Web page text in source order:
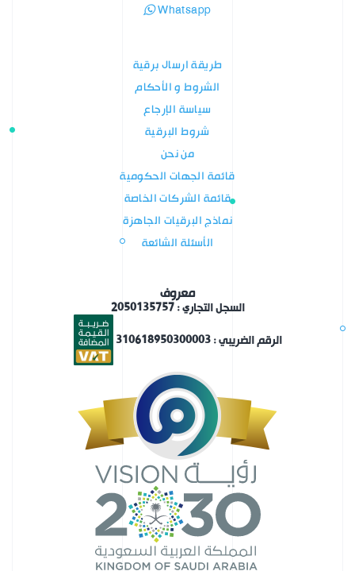
Whatsapp
طريقة ارسال برقية
الشروط و الأحكام
سياسة الإرجاع
شروط البرقية
من نحن
قائمة الجهات الحكومية
قائمة الشركات الخاصة
نماذج البرقيات الجاهزة
الأسئلة الشائعة
معروف
السجل التجاري : 2050135757
الرقم الضريبي : 310618950300003